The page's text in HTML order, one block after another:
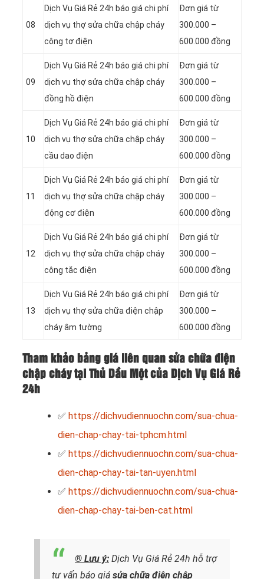
08
Dịch Vụ Giá Rẻ 24h báo giá chi phí
dịch vụ thợ sửa chữa chập cháy
công tơ điện
Đơn giá từ
300.000 –
600.000 đồng
09
Dịch Vụ Giá Rẻ 24h báo giá chi phí
dịch vụ thợ sửa chữa chập cháy
đồng hồ điện
Đơn giá từ
300.000 –
600.000 đồng
10
Dịch Vụ Giá Rẻ 24h báo giá chi phí
dịch vụ thợ sửa chữa chập cháy
cầu dao điện
Đơn giá từ
300.000 –
600.000 đồng
11
Dịch Vụ Giá Rẻ 24h báo giá chi phí
dịch vụ thợ sửa chữa chập cháy
động cơ điện
Đơn giá từ
300.000 –
600.000 đồng
12
Dịch Vụ Giá Rẻ 24h báo giá chi phí
dịch vụ thợ sửa chữa chập cháy
công tắc điện
Đơn giá từ
300.000 –
600.000 đồng
13
Dịch Vụ Giá Rẻ 24h báo giá chi phí
dịch vụ thợ sửa chữa điện chập
cháy âm tường
Đơn giá từ
300.000 –
600.000 đồng
Tham khảo bảng giá liên quan sửa chữa điện
chập cháy tại Thủ Dầu Một của Dịch Vụ Giá Rẻ
24h
✅ https://dichvudiennuochn.com/sua-chua-
dien-chap-chay-tai-tphcm.html
✅ https://dichvudiennuochn.com/sua-chua-
dien-chap-chay-tai-tan-uyen.html
✅ https://dichvudiennuochn.com/sua-chua-
dien-chap-chay-tai-ben-cat.html
® Lưu ý: Dịch Vụ Giá Rẻ 24h hỗ trợ
tư vấn báo giá sửa chữa điện chập